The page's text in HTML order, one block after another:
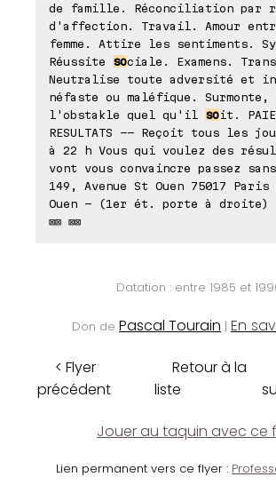
de famille. Réconciliation par
d'affection. Travail. Amour entre
femme. Attire les sentiments.
Réussite sociale. Examens.
Neutralise toute adversité et
néfaste ou maléfique. Surmonte,
l'obstakle quel qu'il soit.
RESULTATS -- Reçoit tous les
à 22 h Vous qui voulez des
vont vous convaincre passez
149, Avenue St Ouen 75017
Ouen - (1er ét. porte à droite)
⊠⊠ ⊠⊠
Datation : entre 1985 et
Don de Pascal Tourain | En
< Flyer
précédent
Retour à la
liste
Jouer au taquin avec ce
Lien permanent vers ce flyer :